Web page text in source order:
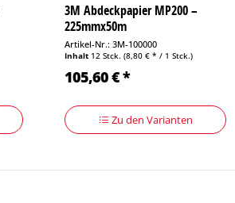
3M Abdeckpapier MP200 –
225mmx50m
Artikel-Nr.: 3M-100000
Inhalt 12 Stck.(8,80 € * / 1 Stck.)
105,60 € *
Zu den Varianten